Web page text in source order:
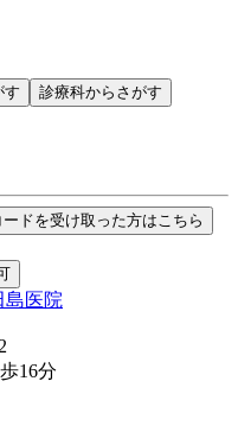
す 診療科からさがす
ドを受け取った方はこちら
島医院
16分